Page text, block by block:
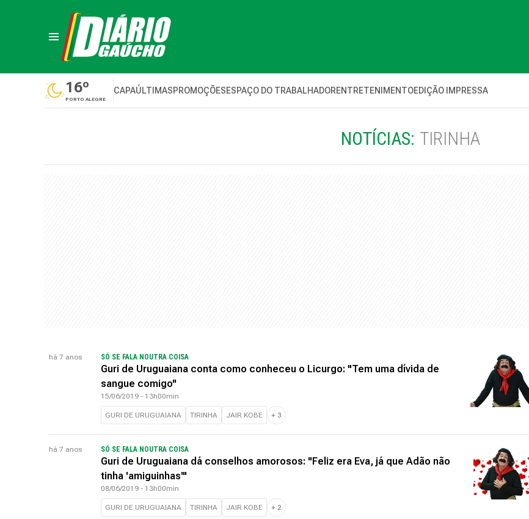
16º
PORTO ALEGRE
CAPAÚLTIMASPROMOÇÕESESPAÇO DO TRABALHADORENTRETENIMENTOEDIÇÃO IMPRESSA
NOTÍCIAS: TIRINHA
há 7 anos SÓ SE FALA NOUTRA COISA
Guri de Uruguaiana conta como conheceu o Licurgo: "Tem uma dívida de
sangue comigo"
15/06/2019 - 13h00min
GURI DE URUGUAIANA TIRINHA JAIR KOBE + 3
há 7 anos SÓ SE FALA NOUTRA COISA
Guri de Uruguaiana dá conselhos amorosos: "Feliz era Eva, já que Adão não
tinha 'amiguinhas'"
08/06/2019 - 13h00min
GURI DE URUGUAIANA TIRINHA JAIR KOBE + 2